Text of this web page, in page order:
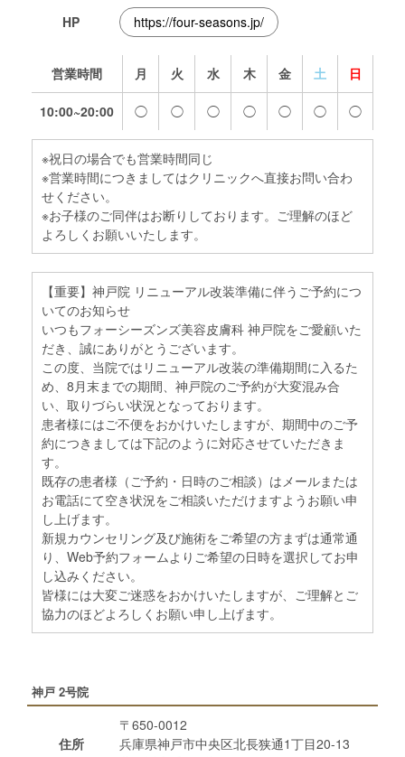
HP https://four-seasons.jp/
営業時間 月 火 水 木 金 土 日
10:00~20:00 ◯ ◯ ◯ ◯ ◯ ◯ ◯
※祝日の場合でも営業時間同じ
※営業時間につきましてはクリニックへ直接お問い合わ
せください。
※お子様のご同伴はお断りしております。ご理解のほど
よろしくお願いいたします。
【重要】神戸院 リニューアル改装準備に伴うご予約につ
いてのお知らせ
いつもフォーシーズンズ美容皮膚科 神戸院をご愛顧いた
だき、誠にありがとうございます。
この度、当院ではリニューアル改装の準備期間に入るた
め、8月末までの期間、神戸院のご予約が大変混み合
い、取りづらい状況となっております。
患者様にはご不便をおかけいたしますが、期間中のご予
約につきましては下記のように対応させていただきま
す。
既存の患者様（ご予約・日時のご相談）はメールまたは
お電話にて空き状況をご相談いただけますようお願い申
し上げます。
新規カウンセリング及び施術をご希望の方まずは通常通
り、Web予約フォームよりご希望の日時を選択してお申
し込みください。
皆様には大変ご迷惑をおかけいたしますが、ご理解とご
協力のほどよろしくお願い申し上げます。
神戸 2号院
住所
〒650-0012
兵庫県神戸市中央区北長狭通1丁目20-13